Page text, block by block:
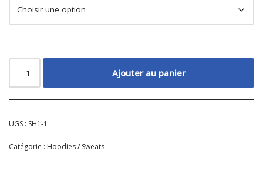
Ajouter au panier
UGS : SH1-1
Catégorie : Hoodies / Sweats